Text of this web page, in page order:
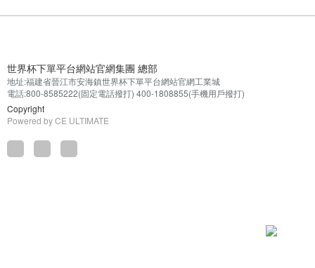
世界杯下單平台網站官網集團 總部
地址:福建省晉江市安海鎮世界杯下單平台網站官網工業城
電話:800-8585222(固定電話撥打) 400-1808855(手機用戶撥打)
Copyright
Powered byCE ULTIMATE